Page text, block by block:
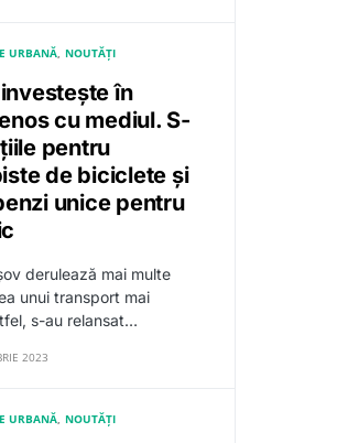
URBANĂ NOUTĂȚI
în
cu mediul. S-
pentru
de biciclete și
unice pentru
derulează mai multe
unui transport mai
s-au relansat…
2023
URBANĂ NOUTĂȚI